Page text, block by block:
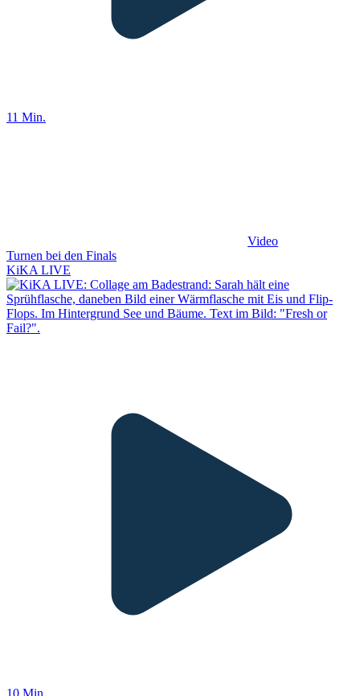
11 Min.
Video
Turnen bei den Finals
KiKA LIVE
10 Min.